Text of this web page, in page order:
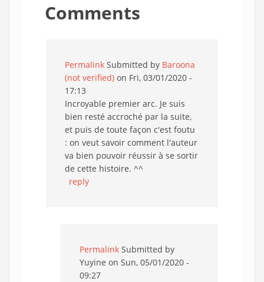
Comments
Permalink Submitted by Baroona
(not verified) on Fri, 03/01/2020 -
17:13
Incroyable premier arc. Je suis
bien resté accroché par la suite,
et puis de toute façon c'est foutu
: on veut savoir comment l'auteur
va bien pouvoir réussir à se sortir
de cette histoire. ^^
reply
Permalink Submitted by
Yuyine on Sun, 05/01/2020 -
09:27